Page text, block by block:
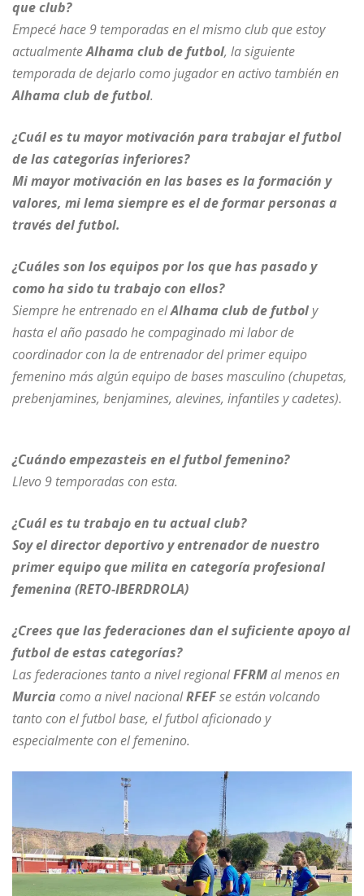
que club?
Empecé hace 9 temporadas en el mismo club que estoy
actualmenteAlhama club de futbol, la siguiente
temporada de dejarlo como jugador en activo también en
Alhama club de futbol.
¿Cuál es tu mayor motivación para trabajar el futbol
de las categorías inferiores?
Mi mayor motivación en las bases es la formación y
valores, mi lema siempre es el de formar personas a
través del futbol.
¿Cuáles son los equipos por los que has pasado y
como ha sido tu trabajo con ellos?
Siempre he entrenado en elAlhama club de futbol y
hasta el año pasado he compaginado mi labor de
coordinador con la de entrenador del primer equipo
femenino más algún equipo de bases masculino (chupetas,
prebenjamines, benjamines, alevines, infantiles y cadetes).
¿Cuándo empezasteis en el futbol femenino?
Llevo 9 temporadas con esta.
¿Cuál es tu trabajo en tu actual club?
Soy el director deportivo y entrenador de nuestro
primer equipo que milita en categoría profesional
femenina (RETO-IBERDROLA)
¿Crees que las federaciones dan el suficiente apoyo al
futbol de estas categorías?
Las federaciones tanto a nivel regionalFFRMal menos en
Murcia como a nivel nacionalRFEFse están volcando
tanto con el futbol base, el futbol aficionado y
especialmente con el femenino.